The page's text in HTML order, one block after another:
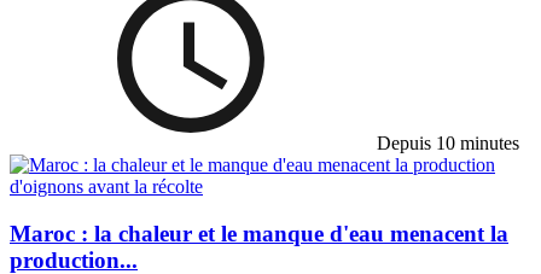
Depuis 10 minutes
Maroc : la chaleur et le manque d'eau menacent la
production...